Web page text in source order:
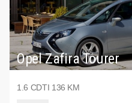
Opel Zafira Tourer
1.6 CDTI 136 KM